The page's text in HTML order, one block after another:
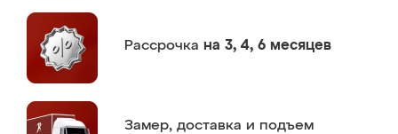
Рассрочка на 3, 4, 6 месяцев
Замер, доставка и подъем